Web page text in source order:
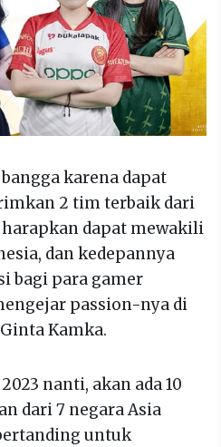
karena dapat
2 tim terbaik dari
dapat mewakili
dan kedepannya
bagi para gamer
passion-nya di
Kamka.
nanti, akan ada 10
dari 7 negara Asia
untuk